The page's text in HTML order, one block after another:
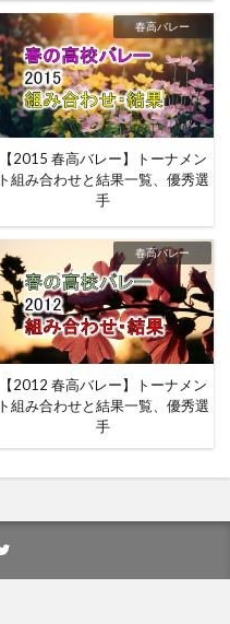
春高バレー
【2015 春高バレー】トーナメン
ト組み合わせと結果一覧、優秀選
手
春高バレー
【2012 春高バレー】トーナメン
ト組み合わせと結果一覧、優秀選
手